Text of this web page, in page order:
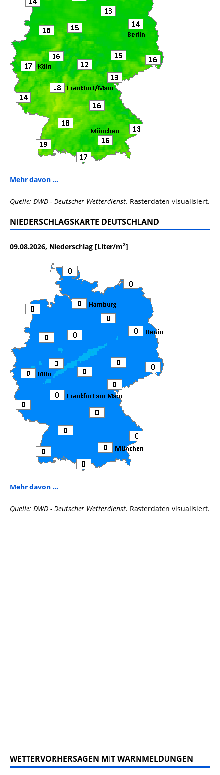
Mehr davon ...
Quelle: DWD - Deutscher Wetterdienst. Rasterdaten visualisiert.
NIEDERSCHLAGSKARTE DEUTSCHLAND
09.08.2026, Niederschlag [Liter/m2]
Mehr davon ...
Quelle: DWD - Deutscher Wetterdienst. Rasterdaten visualisiert.
WETTERVORHERSAGEN MIT WARNMELDUNGEN